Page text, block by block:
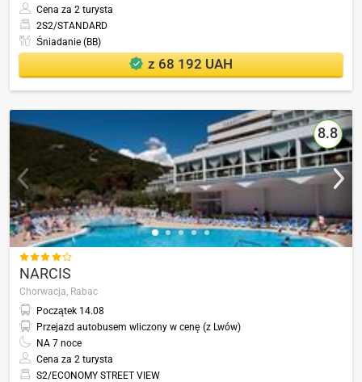
Cena za 2 turysta
2S2/STANDARD
Śniadanie (BB)
z 68 192 UAH
8.8

NARCIS
Chorwacja, Rabac
Początek 14.08
Przejazd autobusem wliczony w cenę (z Lwów)
NA 7 noce
Cena za 2 turysta
S2/ECONOMY STREET VIEW